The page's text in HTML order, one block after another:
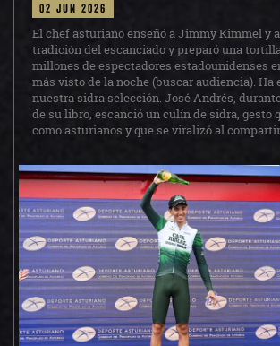
02 jun 2026
El chef asturiano enseñó a Jimmy Kimmel y
tradición del escanciado y preparó una
millones de espectadores estadounidenses
más visto de la noche (buscar audiencia). Ha
nuestra sidra selección. José Andrés,
de su libro, escanció un culín de sidra, gesto
como asturianos y que se viralizó al